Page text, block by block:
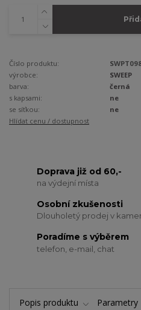
Číslo produktu:
výrobce:
SWEEP
barva:
černá
s kapsami:
ne
se síťkou:
ne
Hlídat cenu / dostupnost
Doprava již od 60,-
na výdejní místa
Osobní zkušenosti
Dlouholetý prodej v
Poradíme s výběrem
telefon, e-mail, chat
Popis produktu Parametry